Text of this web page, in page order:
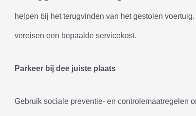
helpen bij het terugvinden van het gestolen
vereisen een bepaalde servicekost.
Parkeer bij dee juiste plaats
Gebruik sociale preventie- en controlemaatregelen